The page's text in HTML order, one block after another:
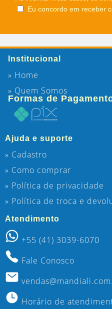
Eu concordo em receber
Institucional
» Home
» Quem Somos
Formas de
Ajuda e suporte
» Cadastro
» Como comprar
» Política de privacidade
» Política de troca e
Atendimento
+55 (41) 3039-6070
Fale Conosco
Horário de